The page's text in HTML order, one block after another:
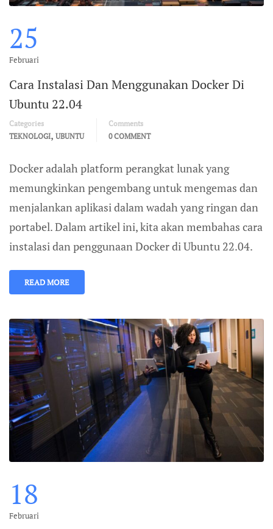
25
Februari
Cara Instalasi Dan Menggunakan Docker Di
Ubuntu 22.04
Categories
TEKNOLOGI, UBUNTU
Comments
0 COMMENT
Docker adalah platform perangkat lunak yang
memungkinkan pengembang untuk mengemas dan
menjalankan aplikasi dalam wadah yang ringan dan
portabel. Dalam artikel ini, kita akan membahas cara
instalasi dan penggunaan Docker di Ubuntu 22.04.
READ MORE
18
Februari